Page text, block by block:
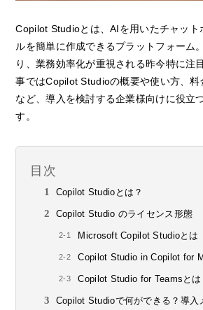
Copilot Studioとは、AIを用いたチャット
ルを簡単に作成できるプラットフォーム
り、業務効率化が重視される昨今特に注
事ではCopilot Studioの概要や使い方、料
など、導入を検討する企業様向けに役立
す。
目次
Copilot Studioとは？
Copilot Studio のライセンス形態
Microsoft Copilot Studioとは
Copilot Studio in Copilot for
Copilot Studio for Teamsとは
Copilot Studioで何ができる？導入